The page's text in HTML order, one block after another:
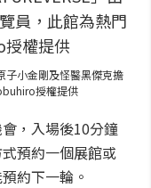
子小金剛及怪醫黑傑克擔
授權提供
，入場後10分鐘
預約一個展館或
約下一輪。